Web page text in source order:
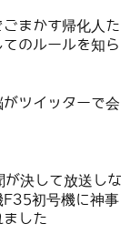
ごまかす帰化人た
のルールを知ら
がツイッターで会
が決して放送しな
F35初号機に神事
した